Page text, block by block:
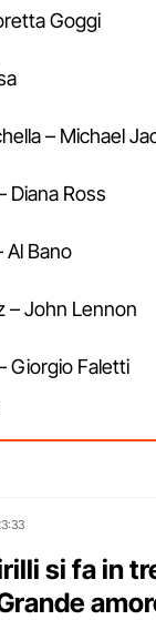
Goggi
– Michael
Diana Ross
Al Bano
– John Lennon
Giorgio Faletti
si fa in